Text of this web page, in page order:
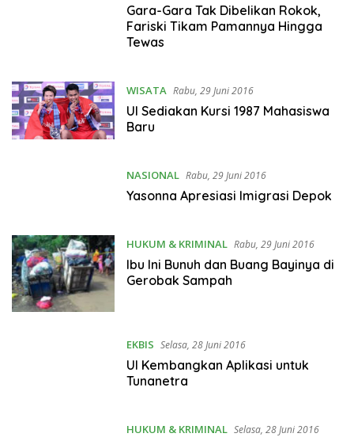
Juni 2016
Gara-Gara Tak Dibelikan Rokok,
Fariski Tikam Pamannya Hingga
Tewas
WISATA Rabu, 29 Juni 2016
UI Sediakan Kursi 1987 Mahasiswa
Baru
NASIONAL Rabu, 29 Juni 2016
Yasonna Apresiasi Imigrasi Depok
HUKUM & KRIMINAL Rabu, 29 Juni 2016
Ibu Ini Bunuh dan Buang Bayinya di
Gerobak Sampah
EKBIS Selasa, 28 Juni 2016
UI Kembangkan Aplikasi untuk
Tunanetra
HUKUM & KRIMINAL Selasa, 28 Juni 2016